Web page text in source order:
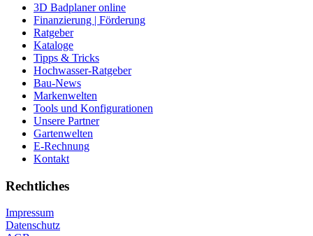
3D Badplaner online
Finanzierung | Förderung
Ratgeber
Kataloge
Tipps & Tricks
Hochwasser-Ratgeber
Bau-News
Markenwelten
Tools und Konfigurationen
Unsere Partner
Gartenwelten
E-Rechnung
Kontakt
Rechtliches
Impressum
Datenschutz